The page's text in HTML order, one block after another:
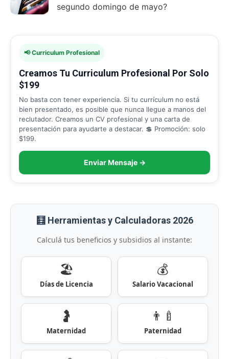
segundo domingo de mayo?
📢 Curriculum Profesional
Creamos Tu Curriculum Profesional Por Solo
$199
No basta con tener experiencia. Si tu currículum no está
bien presentado, es posible que nunca llegue a manos del
reclutador. Creamos un CV profesional y una carta de
presentación para ayudarte a destacar. 💲 Promoción: solo
$199.
Enviar Mensaje →
🧮 Herramientas y Calculadoras 2026
Calculá tus beneficios y subsidios al instante:
🏖️
Días de Licencia
💰
Salario Vacacional
🤰
Maternidad
👨‍🍼
Paternidad